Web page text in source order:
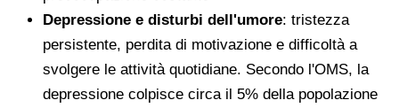
Depressione e disturbi dell'umore: tristezza
persistente, perdita di motivazione e difficoltà a
svolgere le attività quotidiane. Secondo l'OMS, la
depressione colpisce circa il 5% della popolazione